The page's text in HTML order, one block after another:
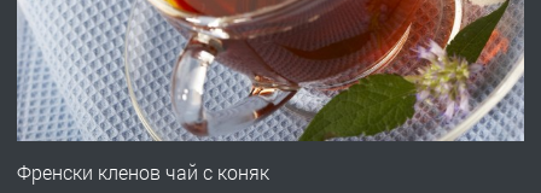
преди 3 дни
ПРЕДЛАГА
Нов апартамент на ул. Липа до
Френски кленов чай с коняк